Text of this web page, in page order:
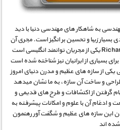
به شاهکار های مهندسی دنیا با دید
بسیار زیبا و تحسین بر انگیز است. مجری آن
مستند ریچارد هموند Richard Hammond یکی از مجریان توانمند انگلیسی است
که به واسطه ی برنامه یTop Gear برای بسیاری از ایرانیان نیز شناخته شده است
از سازه های عظیم و مدرن دنیای امروز
و ساخت آن سازه، به ما نشان میدهد
گرفتن از اکتشافات و طرح های قدیمی و
و ادغام آن با علوم و امکانات پیشرفته به
این سازه های عظیم و شگفت آور رهنمون
شده اند